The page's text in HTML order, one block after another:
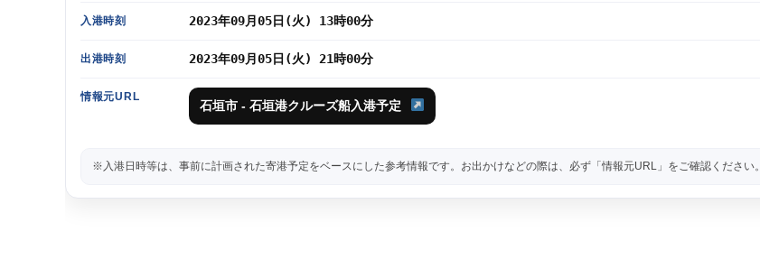
入港時刻 2023年09月05日(火) 13時00分
出港時刻 2023年09月05日(火) 21時00分
情報元URL
石垣市 - 石垣港クルーズ船入港予定
※入港日時等は、事前に計画された寄港予定をベースにした参考情報です。お出かけなどの際は、必ず「情報元URL」をご確認ください。